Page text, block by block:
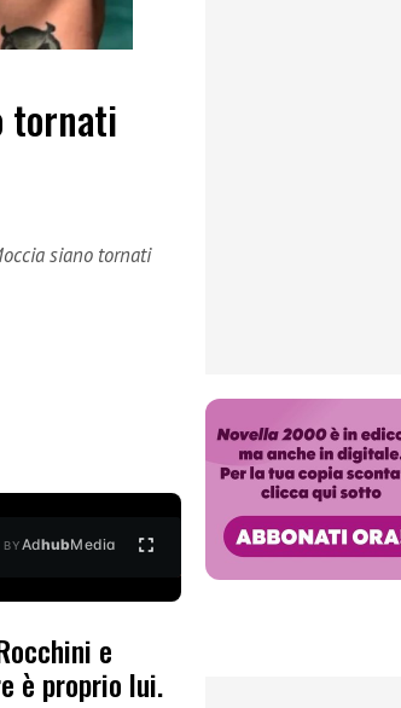
tornati
siano tornati
BYAdhubMedia
e
è proprio lui.